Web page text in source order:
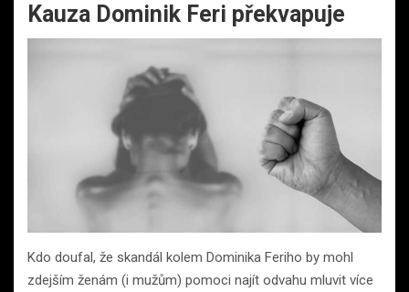
Kauza Dominik Feri překvapuje
Kdo doufal, že skandál kolem Dominika Feriho by mohl
zdejším ženám (i mužům) pomoci najít odvahu mluvit více